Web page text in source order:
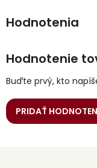
Hodnotenie
Buďte prvý, kto
PRIDAŤ